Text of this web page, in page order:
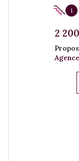
1
2